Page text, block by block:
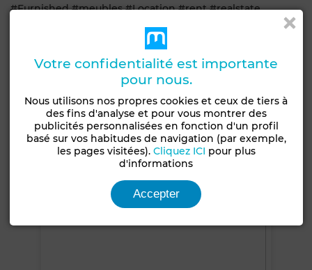
#Furnished #meubles #Location #rent #realstate
Caractéristiques générales
Etat
Climatisation Chauffage central Double vitrage
Porte blindée Cuisine équipée Four
Voir plus de photos
Votre confidentialité est importante
pour nous.
Nous utilisons nos propres cookies et ceux de tiers à
des fins d'analyse et pour vous montrer des
publicités personnalisées en fonction d'un profil
basé sur vos habitudes de navigation (par exemple,
les pages visitées). Cliquez ICI pour plus
d'informations
Accepter